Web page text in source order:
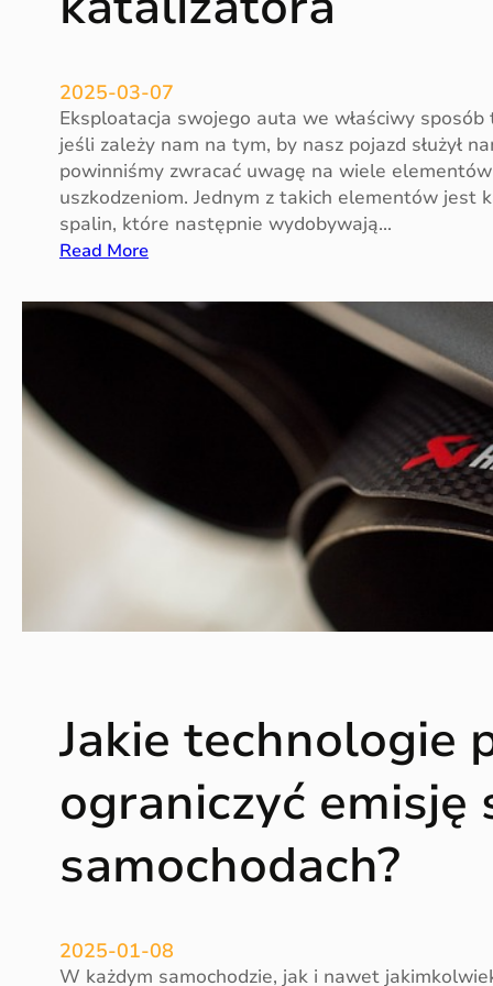
d
a
s
e
z
o
n
l
t
n
2025-03-07
Eksploatacja swojego auta we właściwy
jeśli zależy nam na tym, by nasz pojazd służył
powinniśmy zwracać uwagę na wiele
uszkodzeniom. Jednym z takich elementów jest
spalin, które następnie wydobywają…
Read More:
k
s
a
c
y
a
o
ś
a
Jakie technologie
ograniczyć emisję
samochodach?
2025-01-08
W każdym samochodzie, jak i nawet